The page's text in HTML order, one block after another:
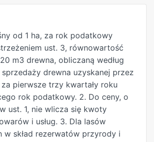
urządzeń, o których mowa w
dla zapewnienia właściwej
urządzeń,
strefy bezpieczeństwa oraz strefy
urządzeń, o których mowa w pkt 1,
lub dystrybucji ropy
ciekłych lub paliw gazowych, lub
gazu ziemnego lub ropy
zostały określone w odrębnych
obowiązkiem podatkowym
1 pkt 4, ciąży
jednostkach organizacyjnych
Wsparcia
Państwowych.
się w posiadaniu
podatkowy
leśnego ciąży na posiadaczu
współwłasnością lub znajduje się
lub więcej
od 1 ha, za rok podatkowy
ust. 3, równowartość
m3 drewna, obliczaną według
drewna uzyskanej przez
pierwsze trzy kwartały roku
rok podatkowy. 2. Do ceny, o
ust. 1, nie wlicza się kwoty
i usług. 3. Dla lasów
w skład rezerwatów przyrody i